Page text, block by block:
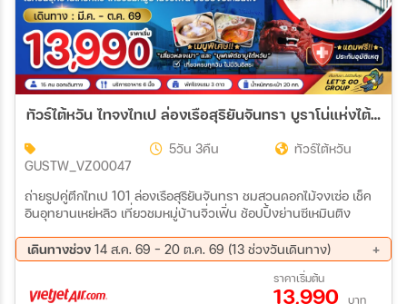
ถึงวันที่
เฉพาะเดือน
เฉพาะเทศกาล
ระหว่าง
ทัวร์ไต้หวัน ไทจงไทเป ล่องเรือสุริยันจันทรา บูราโน่แห่งไต้หวัน 5วัน 3คืน (VZ)
GUSTW_VZ00047
5วัน 3คืน ทัวร์ไต้หวัน
ถ่ายรูปคู่ตึกไทเป 101 ล่องเรือสุริยันจันทรา ชมสวนดอกไม้จงเซ่อ เช็ค
อินอุทยานเหย่หลิว เที่ยวชมหมู่บ้านจิ่วเฟิ่น ช้อปปิ้งย่านซีเหมินติง
เดินทางช่วง 14 ส.ค. 69 - 20 ต.ค. 69 (13 ช่วงวันเดินทาง)
21 ส.ค. 69 - 25 ส.ค. 69
28 ส.ค. 69 - 01 ก.ย. 69
04 ก.ย. 69 - 08 ก.ย. 69
ราคาเริ่มต้น
13,990 บาท